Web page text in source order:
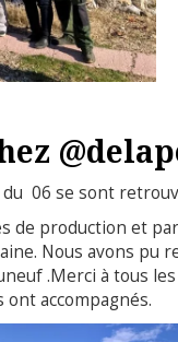
06 se sont
de production et
Nous avons pu
.Merci à tous
accompagnés.